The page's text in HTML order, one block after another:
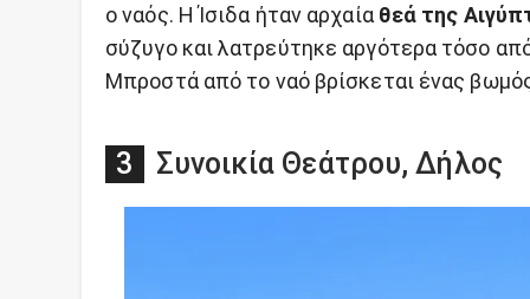
ο ναός. Η Ίσιδα ήταν αρχαία θεά της
σύζυγο και λατρεύτηκε αργότερα τόσο
Μπροστά από το ναό βρίσκεται ένας
Συνοικία Θεάτρου, Δήλος